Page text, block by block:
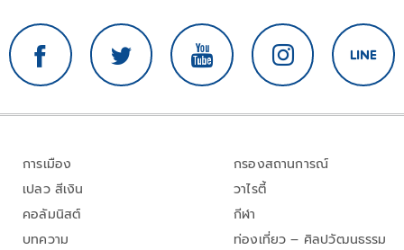
การเมือง
เปลว สีเงิน
คอลัมนิสต์
บทความ
กรองสถานการณ์
วาไรตี้
กีฬา
ท่องเที่ยว – ศิลปวัฒนธรรม